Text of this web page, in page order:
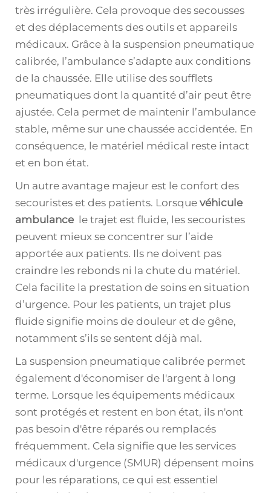
très irrégulière. Cela provoque des secousses
et des déplacements des outils et appareils
médicaux. Grâce à la suspension pneumatique
calibrée, l’ambulance s’adapte aux conditions
de la chaussée. Elle utilise des soufflets
pneumatiques dont la quantité d’air peut être
ajustée. Cela permet de maintenir l’ambulance
stable, même sur une chaussée accidentée. En
conséquence, le matériel médical reste intact
et en bon état.
Un autre avantage majeur est le confort des
secouristes et des patients. Lorsque véhicule
ambulance le trajet est fluide, les secouristes
peuvent mieux se concentrer sur l’aide
apportée aux patients. Ils ne doivent pas
craindre les rebonds ni la chute du matériel.
Cela facilite la prestation de soins en situation
d’urgence. Pour les patients, un trajet plus
fluide signifie moins de douleur et de gêne,
notamment s’ils se sentent déjà mal.
La suspension pneumatique calibrée permet
également d'économiser de l'argent à long
terme. Lorsque les équipements médicaux
sont protégés et restent en bon état, ils n'ont
pas besoin d'être réparés ou remplacés
fréquemment. Cela signifie que les services
médicaux d'urgence (SMUR) dépensent moins
pour les réparations, ce qui est essentiel